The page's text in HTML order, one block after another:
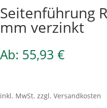
Seitenführung
mm verzinkt
Ab: 55,93 €
inkl. MwSt. zzgl. Versandkosten